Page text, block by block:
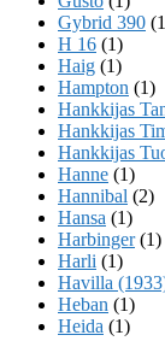
Gybrid 390
H 16 (1)
Haig (1)
Hampton (1)
Hankkijas
Hankkijas
Hankkijas
Hanne (1)
Hannibal (2)
Hansa (1)
Harbinger(1)
Harli (1)
Havilla
Heban (1)
Heida (1)